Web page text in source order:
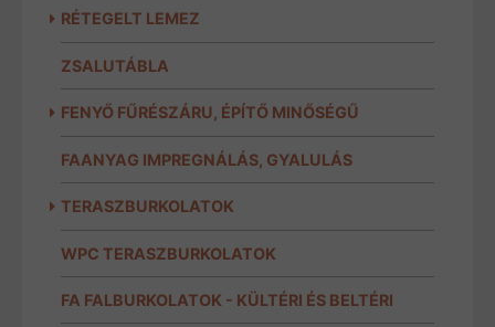
RÉTEGELT LEMEZ
ZSALUTÁBLA
FENYŐ FŰRÉSZÁRU, ÉPÍTŐ MINŐSÉGŰ
FAANYAG IMPREGNÁLÁS, GYALULÁS
TERASZBURKOLATOK
WPC TERASZBURKOLATOK
FA FALBURKOLATOK - KÜLTÉRI ÉS BELTÉRI